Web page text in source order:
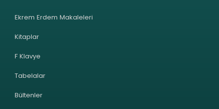
Ekrem Erdem Makaleleri
Kitaplar
F Klavye
Tabelalar
Bültenler